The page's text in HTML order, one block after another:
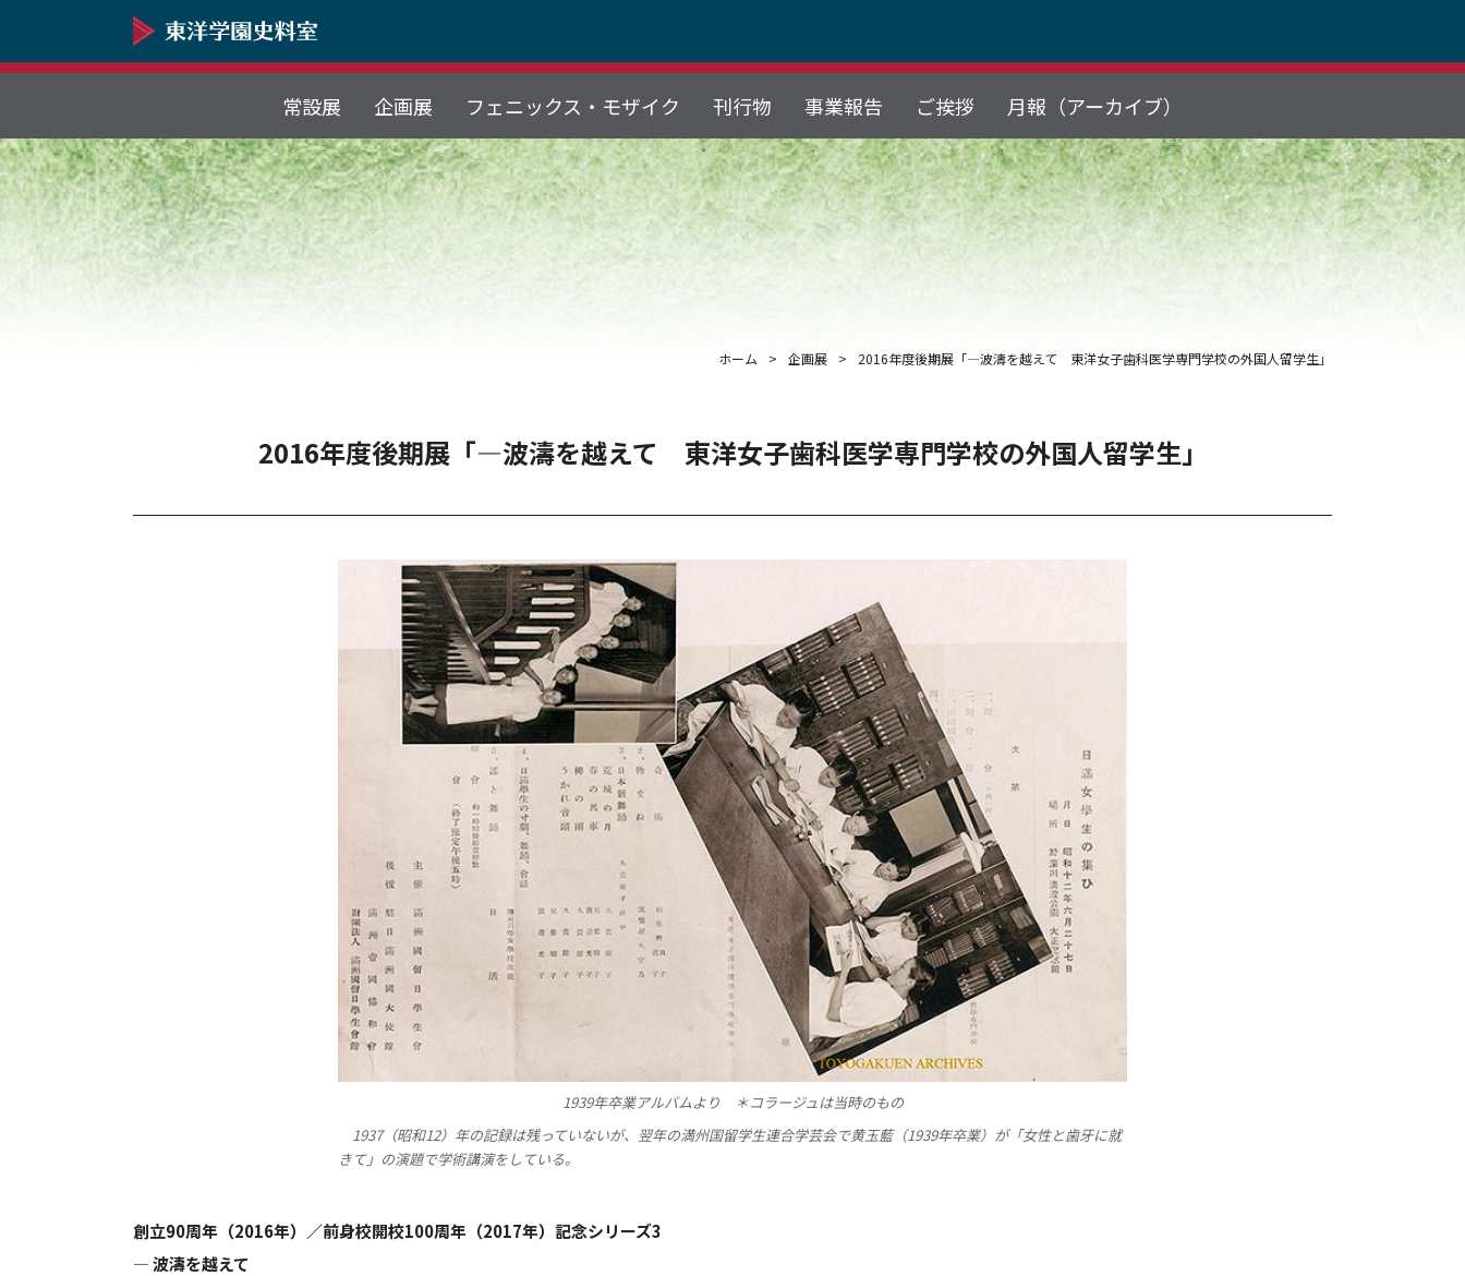
常設展 企画展 フェニックス・モザイク 刊行物 事業報告 ご挨拶 月報（アーカイブ）
ホーム 企画展 2016年度後期展「―波濤を越えて 東洋女子歯科医学専門学校の外国人留学生」
2016年度後期展「―波濤を越えて 東洋女子歯科医学専門学校の外国人留学生」
1939年卒業アルバムより ＊コラージュは当時のもの
1937（昭和12）年の記録は残っていないが、翌年の満州国留学生連合学芸会で黄玉藍（1939年卒業）が「女性と歯牙に就
きて」の演題で学術講演をしている。
創立90周年（2016年）／前身校開校100周年（2017年）記念シリーズ3
― 波濤を越えて